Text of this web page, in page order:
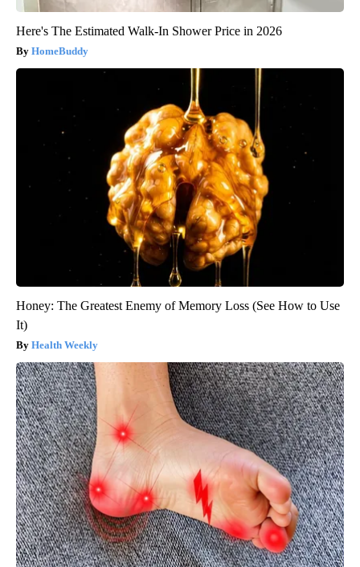
Here's The Estimated Walk-In Shower Price in 2026
HomeBuddy
Honey: The Greatest Enemy of Memory Loss (See How to Use
It)
Health Weekly